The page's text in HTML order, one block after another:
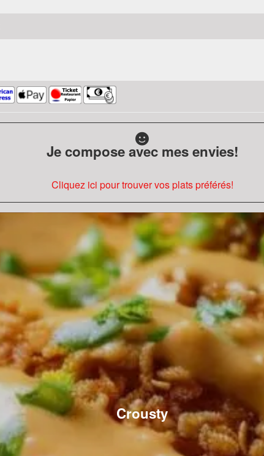
Je compose avec mes envies!
Cliquez ici pour trouver vos plats préférés!
Crousty